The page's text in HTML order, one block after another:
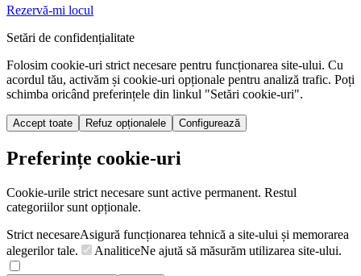
Rezervă-mi locul
Setări de confidențialitate
Folosim cookie-uri strict necesare pentru funcționarea site-ului. Cu
acordul tău, activăm și cookie-uri opționale pentru analiză trafic. Poți
schimba oricând preferințele din linkul "Setări cookie-uri".
Accept toate Refuz opționalele Configurează
Preferințe cookie-uri
Cookie-urile strict necesare sunt active permanent. Restul
categoriilor sunt opționale.
Strict necesareAsigură funcționarea tehnică a site-ului și memorarea
alegerilor tale.
AnaliticeNe ajută să măsurăm utilizarea site-ului.